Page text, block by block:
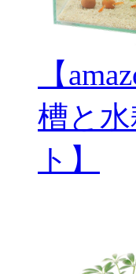
【
槽と
ト】